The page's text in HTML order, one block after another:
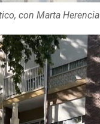
con Marta Herencia